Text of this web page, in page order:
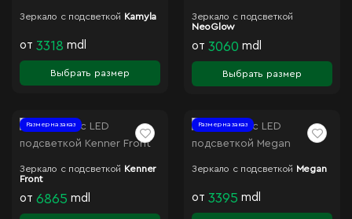
Зеркало с подсветкой Kamyla
от 3318 mdl
Выбрать размер
Зеркало с подсветкой
NeoGlow
от 3060 mdl
Выбрать размер
Размер на заказ
Зеркало с подсветкой Kenner
Front
от 6865 mdl
Размер на заказ
Зеркало с подсветкой Megan
от 3395 mdl